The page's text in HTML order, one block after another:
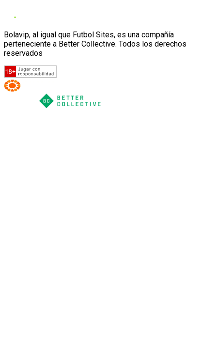
Bolavip, al igual que Futbol Sites, es una compañía
perteneciente a Better Collective. Todos los derechos
reservados